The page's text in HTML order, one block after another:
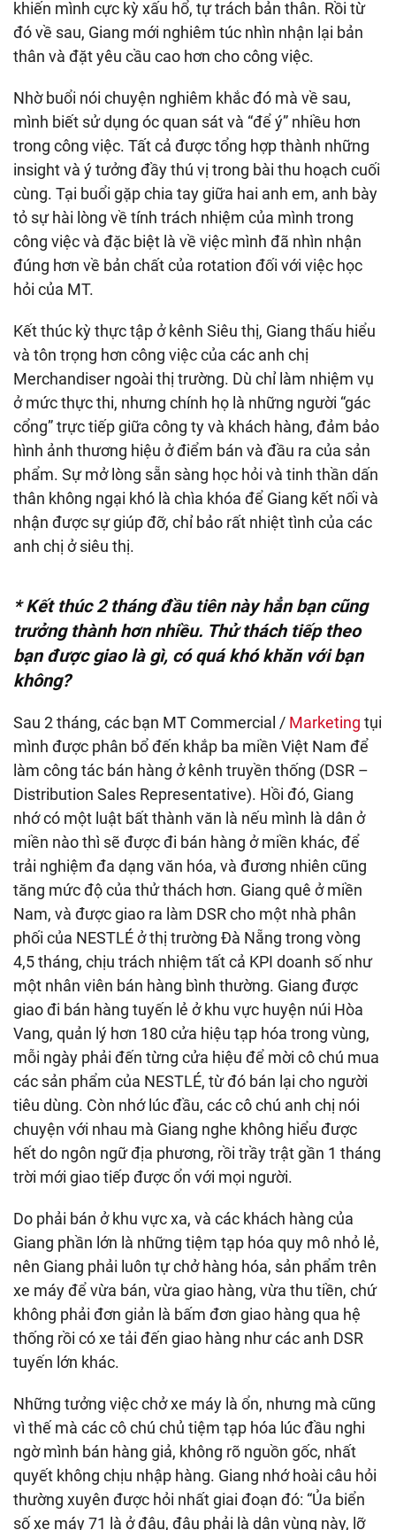
khiến mình cực kỳ xấu hổ, tự trách bản thân. Rồi từ
đó về sau, Giang mới nghiêm túc nhìn nhận lại bản
thân và đặt yêu cầu cao hơn cho công việc.
Nhờ buổi nói chuyện nghiêm khắc đó mà về sau,
mình biết sử dụng óc quan sát và “để ý” nhiều hơn
trong công việc. Tất cả được tổng hợp thành những
insight và ý tưởng đầy thú vị trong bài thu hoạch cuối
cùng. Tại buổi gặp chia tay giữa hai anh em, anh bày
tỏ sự hài lòng về tính trách nhiệm của mình trong
công việc và đặc biệt là về việc mình đã nhìn nhận
đúng hơn về bản chất của rotation đối với việc học
hỏi của MT.
Kết thúc kỳ thực tập ở kênh Siêu thị, Giang thấu hiểu
và tôn trọng hơn công việc của các anh chị
Merchandiser ngoài thị trường. Dù chỉ làm nhiệm vụ
ở mức thực thi, nhưng chính họ là những người “gác
cổng” trực tiếp giữa công ty và khách hàng, đảm bảo
hình ảnh thương hiệu ở điểm bán và đầu ra của sản
phẩm. Sự mở lòng sẵn sàng học hỏi và tinh thần dấn
thân không ngại khó là chìa khóa để Giang kết nối và
nhận được sự giúp đỡ, chỉ bảo rất nhiệt tình của các
anh chị ở siêu thị.
* Kết thúc 2 tháng đầu tiên này hẳn bạn cũng
trưởng thành hơn nhiều. Thửthách tiếp theo
bạn được giaolà gì, có quá khó khăn với bạn
không?
Sau 2 tháng, các bạn MT Commercial / Marketing tụi
mình được phân bổ đến khắp ba miền Việt Nam để
làm công tác bán hàng ở kênh truyền thống (DSR –
Distribution Sales Representative). Hồi đó, Giang
nhớ có một luật bất thành văn là nếu mình là dân ở
miền nào thì sẽ được đi bán hàng ở miền khác, để
trải nghiệm đa dạng văn hóa, và đương nhiên cũng
tăng mức độ của thử thách hơn. Giang quê ở miền
Nam, và được giao ra làm DSR cho một nhà phân
phối của NESTLÉ ở thị trường Đà Nẵng trong vòng
4,5 tháng, chịu trách nhiệm tất cả KPI doanh số như
một nhân viên bán hàng bình thường. Giang được
giao đi bán hàng tuyến lẻ ở khu vực huyện núi Hòa
Vang, quản lý hơn 180 cửa hiệu tạp hóa trong vùng,
mỗi ngày phải đến từng cửa hiệu để mời cô chú mua
các sản phẩm của NESTLÉ, từ đó bán lại cho người
tiêu dùng. Còn nhớ lúc đầu, các cô chú anh chị nói
chuyện với nhau mà Giang nghe không hiểu được
hết do ngôn ngữ địa phương, rồi trầy trật gần 1 tháng
trời mới giao tiếp được ổn với mọi người.
Do phải bán ở khu vực xa, và các khách hàng của
Giang phần lớn là những tiệm tạp hóa quy mô nhỏ lẻ,
nên Giang phải luôn tự chở hàng hóa, sản phẩm trên
xe máy để vừa bán, vừa giao hàng, vừa thu tiền, chứ
không phải đơn giản là bấm đơn giao hàng qua hệ
thống rồi có xe tải đến giao hàng như các anh DSR
tuyến lớn khác.
Những tưởng việc chở xe máy là ổn, nhưng mà cũng
vì thế mà các cô chú chủ tiệm tạp hóa lúc đầu nghi
ngờ mình bán hàng giả, không rõ nguồn gốc, nhất
quyết không chịu nhập hàng. Giang nhớ hoài câu hỏi
thường xuyên được hỏi nhất giai đoạn đó: “Ủa biển
số xe máy 71 là ở đâu, đâu phải là dân vùng này, lỡ